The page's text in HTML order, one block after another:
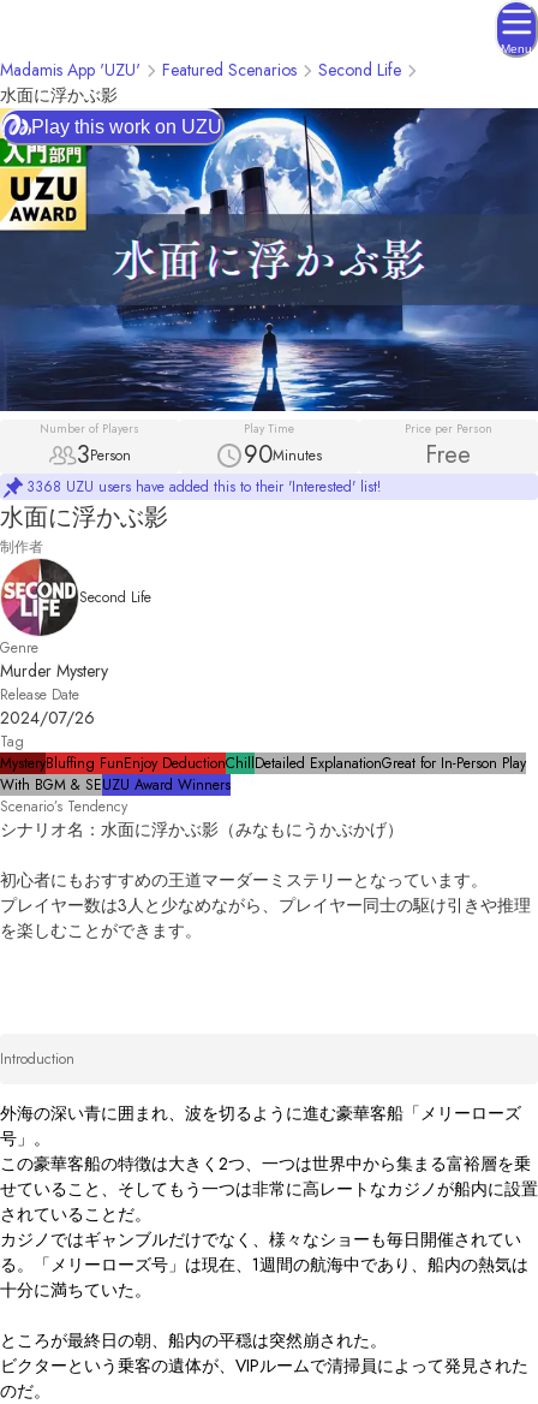
Menu
Madamis App 'UZU' Featured Scenarios
Second Life
水面に浮かぶ影
Number of Players
3Person
Play Time
90Minutes
Price per Person
Free
3368 UZU users have added this to their 'Interested' list!
Play this work on UZU
水面に浮かぶ影
制作者
Second Life
Genre
Murder Mystery
Release Date
2024/07/26
Tag
MysteryBluffing FunEnjoy DeductionChillDetailed ExplanationGreat for In-Person Play
With BGM & SEUZU Award Winners
Scenario’s Tendency
シナリオ名：水面に浮かぶ影（みなもにうかぶかげ）
初心者にもおすすめの王道マーダーミステリーとなっています。
プレイヤー数は3人と少なめながら、プレイヤー同士の駆け引きや推理
を楽しむことができます。
Introduction
外海の深い青に囲まれ、波を切るように進む豪華客船「メリーローズ
号」。
この豪華客船の特徴は大きく2つ、一つは世界中から集まる富裕層を乗
せていること、そしてもう一つは非常に高レートなカジノが船内に設置
されていることだ。
カジノではギャンブルだけでなく、様々なショーも毎日開催されてい
る。「メリーローズ号」は現在、1週間の航海中であり、船内の熱気は
十分に満ちていた。
ところが最終日の朝、船内の平穏は突然崩された。
ビクターという乗客の遺体が、VIPルームで清掃員によって発見された
のだ。